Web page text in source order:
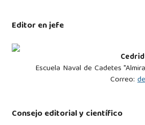
Editor en jefe
Escuela Naval de Cadetes
Correo:
Consejo editorial y científico